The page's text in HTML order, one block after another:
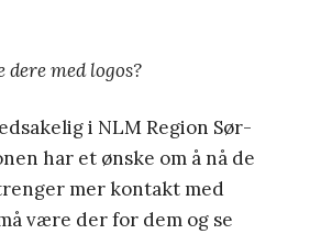
med logos?
i NLM Region Sør-
har et ønske om å nå de
mer kontakt med
være der for dem og se